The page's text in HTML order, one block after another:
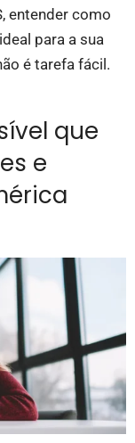
entender como
para a sua
é tarefa fácil.
que
e